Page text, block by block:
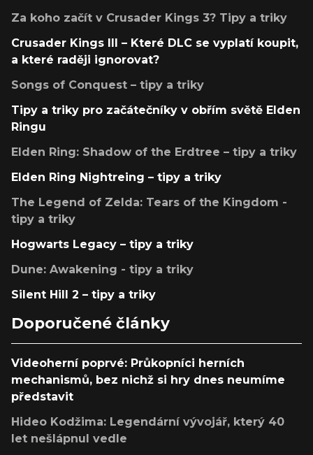
Za koho začít v Crusader Kings 3? Tipy a triky
Crusader Kings III – Které DLC se vyplatí koupit,
a které raději ignorovat?
Songs of Conquest – tipy a triky
Tipy a triky pro začátečníky v obřím světě Elden
Ringu
Elden Ring: Shadow of the Erdtree – tipy a triky
Elden Ring Nightreing – tipy a triky
The Legend of Zelda: Tears of the Kingdom -
tipy a triky
Hogwarts Legacy – tipy a triky
Dune: Awakening - tipy a triky
Silent Hill 2 – tipy a triky
Doporučené články
Videoherní poprvé: Průkopníci herních
mechanismů, bez nichž si hry dnes neumíme
představit
Hideo Kodžima: Legendární vývojář, který 40
let nešlápnul vedle